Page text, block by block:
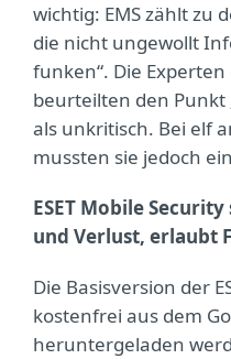
wichtig: EMS zählt zu
die nicht ungewollt
funken“. Die
beurteilten den Punkt
als unkritisch. Bei elf
mussten sie jedoch
ESET Mobile
und Verlust, erlaubt
Die Basisversion der
kostenfrei aus dem
heruntergeladen